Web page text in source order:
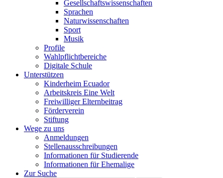
Gesellschaftswissenschaften
Sprachen
Naturwissenschaften
Sport
Musik
Profile
Wahlpflichtbereiche
Digitale Schule
Unterstützen
Kinderheim Ecuador
Arbeitskreis Eine Welt
Freiwilliger Elternbeitrag
Förderverein
Stiftung
Wege zu uns
Anmeldungen
Stellenausschreibungen
Informationen für Studierende
Informationen für Ehemalige
Zur Suche